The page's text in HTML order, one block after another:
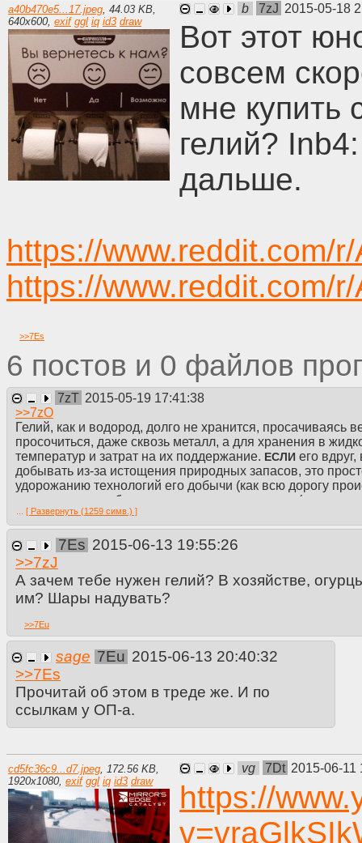
a40b470e5...17.jpeg 44.03 KB
640x600 exif ggl iq id3 draw
b 7zJ 2015-05-18
Вот этот
совсем
мне купить
гелий?
дальше.
https://www.reddit.com/
https://www.reddit.com/
>>7Es
6 0
7zT 2015-05-19 17:41:38
>>7zO
Гелий, как и водород, долго не хранится, просачиваясь
просочиться, даже сквозь металл, а для хранения в
температур и затрат на их поддержание. ЕСЛИ его
добывать из-за истощения природных запасов, это
удорожанию технологий его добычи (как всю дорогу
в тех полутора областях техники, где он нужен (сварка,
запирающих вентилей и соединений, крио-
промышленных вместо него вовсю применяется
замену, либо снизят потребление, потому что, блядь,
получится, просто потому что.
>>7zN
>Рэддит, сириэсли? Там же постят всякие поехавшие
Понравился там один из камментов, дословно не
Земли в космос?".
[ Развернуть (1259 симв.) ]
7Es 2015-06-13 19:55:26
>>7zJ
А зачем тебе нужен гелий? В хозяйстве,
им? Шары надувать?
>>7Eu
sage 7Eu 2015-06-13 20:40:32
>>7Es
Прочитай об этом в треде же. И по
ссылкам у ОП-а.
cd5fc36c9...d7.jpeg 172.56 KB
1920x1080 exif ggl iq id3 draw
vg 7Dt 2015-06-11
https://